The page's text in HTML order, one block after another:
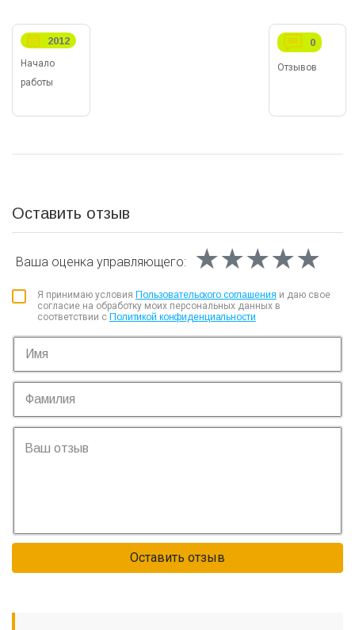
Начало
работы
2012
Отзывов
0
Оставить отзыв
Ваша оценка управляющего: ★★★★★
★★★★★
★★★★★
Я принимаю условия Пользовательского соглашения и даю свое
согласие на обработку моих персональных данных в
соответствии с Политикой конфиденциальности
Оставить отзыв